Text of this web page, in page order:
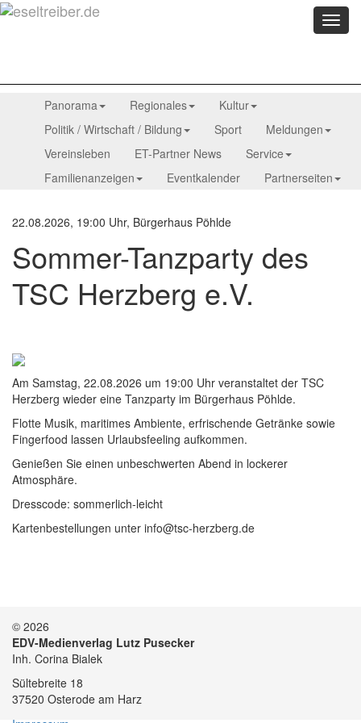
Menü
Panorama Regionales
Kultur
Politik / Wirtschaft / Bildung
Sport
Meldungen
Vereinsleben
ET-Partner News
Service
Familienanzeigen
Eventkalender Partnerseiten
22.08.2026, 19:00 Uhr, Bürgerhaus Pöhlde
Sommer-Tanzparty des
TSC Herzberg e.V.
Am Samstag, 22.08.2026 um 19:00 Uhr veranstaltet der TSC
Herzberg wieder eine Tanzparty im Bürgerhaus Pöhlde.
Flotte Musik, maritimes Ambiente, erfrischende Getränke sowie
Fingerfood lassen Urlaubsfeeling aufkommen.
Genießen Sie einen unbeschwerten Abend in lockerer
Atmosphäre.
Dresscode: sommerlich-leicht
Kartenbestellungen unter info@tsc-herzberg.de
© 2026
EDV-Medienverlag Lutz Pusecker
Inh. Corina Bialek
Sültebreite 18
37520 Osterode am Harz